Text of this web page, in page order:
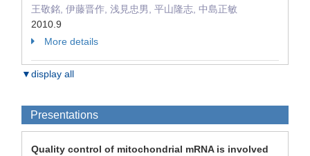
王敬銘, 伊藤晋作, 浅見忠男, 平山隆志, 中島正敏
2010.9
More details
▼display all
Presentations
Quality control of mitochondrial mRNA is involved